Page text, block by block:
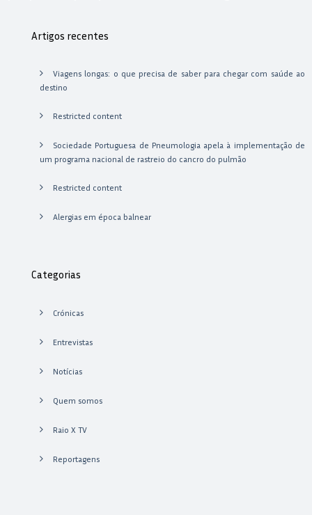
Artigos recentes
Viagens longas: o que precisa de saber para chegar com saúde ao
destino
Restricted content
Sociedade Portuguesa de Pneumologia apela à implementação de
um programa nacional de rastreio do cancro do pulmão
Restricted content
Alergias em época balnear
Categorias
Crónicas
Entrevistas
Notícias
Quem somos
Raio X TV
Reportagens